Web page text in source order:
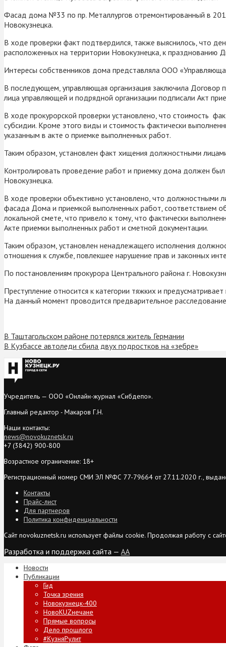
Фасад дома №33 по пр. Металлургов отремонтированный в
Новокузнецка.
В ходе проверки факт подтвердился, также выяснилось, что
расположенных на территории Новокузнецка, к празднованию
Интересы собственников дома представляла ООО
В последующем, управляющая организация заключила
лица управляющей и подрядной организации подписали Акт
В ходе прокурорской проверки установлено, что стоимость
субсидии. Кроме этого виды и стоимость фактически
указанным в акте о приемке выполненных работ.
Таким образом, установлен факт хищения должностными
Контролировать проведение работ и приемку дома должен
Новокузнецка.
В ходе проверки объективно установлено, что
фасада Дома и приемкой выполненных работ, соответствием
локальной смете, что привело к тому, что фактически
Акте приемки выполненных работ и сметной документации.
Таким образом, установлен ненадлежащего исполнения
отношения к службе, повлекшее нарушение прав и законных
По постановлениям прокурора Центрального района г.
Преступление относится к категории тяжких и
На данный момент проводится предварительное
В Таштагольском районе потерялся житель Германии
В Кузбассе автоледи сбила двух подростков на «зебре»
Учредитель — ООО «Онлайн-журнал «Сибдепо».
Главный редактор - Макаров Г.Н.
Наши контакты:
news@novokuznetsk.ru
+7 (3842) 900-800
Возрастное ограничение: 18+
Регистрационный номер СМИ ЭЛ №ФС 77-79664 от 27.11.2020 г.,
Контакты
Прайс-лист
Для партнеров
Политика конфиденциальности
Сайт novokuznetsk.ru использует файлы cookie. Продолжая работу с
Разработка и поддержка сайта — AA
Новости
Публикации
Гид
Точка зрения
Новокузнецк-400
НовоKUZнечане
Прямые вопросы
Дело прошлого
#КузняРулит